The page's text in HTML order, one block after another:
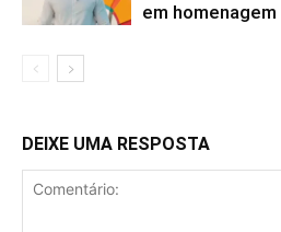
em
DEIXE UMA RESPOSTA